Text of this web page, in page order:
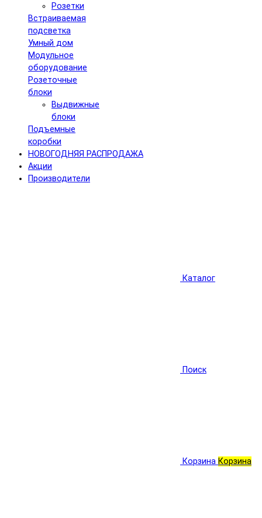
Розетки
Встраиваемая
подсветка
Умный дом
Модульное
оборудование
Розеточные
блоки
Выдвижные
блоки
Подъемные
коробки
НОВОГОДНЯЯ РАСПРОДАЖА
Акции
Производители
Каталог
Поиск
Корзина Корзина